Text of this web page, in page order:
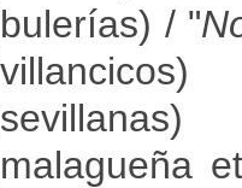
/ "